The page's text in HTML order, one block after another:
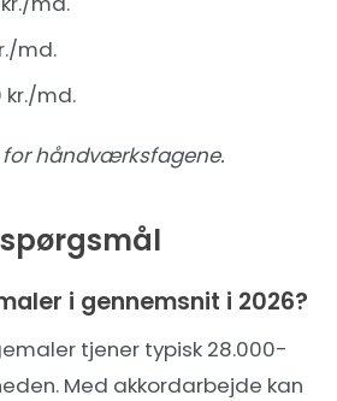
md.
kr./md.
forhåndværksfagene.
i gennemsnit i 2026?
tjener typisk 28.000-
Med akkordarbejde kan